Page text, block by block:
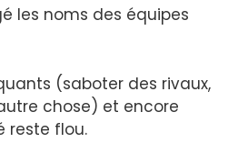
les noms des équipes
(saboter des rivaux,
chose) et encore
reste flou.